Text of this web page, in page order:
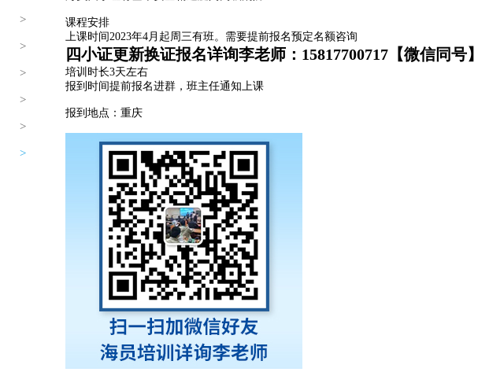
课程安排
上课时间2023年4月起周三有班。需要提前报名预定名额咨询
四小证更新换证报名详询李老师：15817700717【微信同号
培训时长3天左右
报到时间提前报名进群，班主任通知上课
报到地点：重庆